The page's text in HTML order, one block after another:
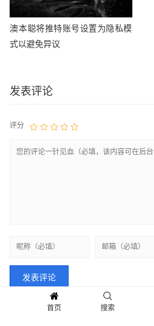
澳本聪将推特账号设置为隐私模
式以避免异议
发表评论
评分
首页 搜索